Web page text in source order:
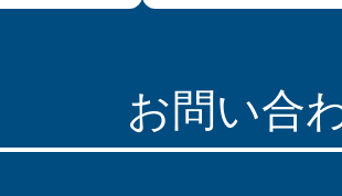
お問い合